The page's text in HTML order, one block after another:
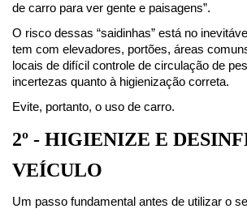
de carro para ver gente e paisagens”.
O risco dessas “saidinhas” está no
tem com elevadores, portões, áreas
locais de difícil controle de circulação de
incertezas quanto à higienização correta.
Evite, portanto, o uso de carro.
2º - HIGIENIZE E
VEÍCULO
Um passo fundamental antes de utilizar o